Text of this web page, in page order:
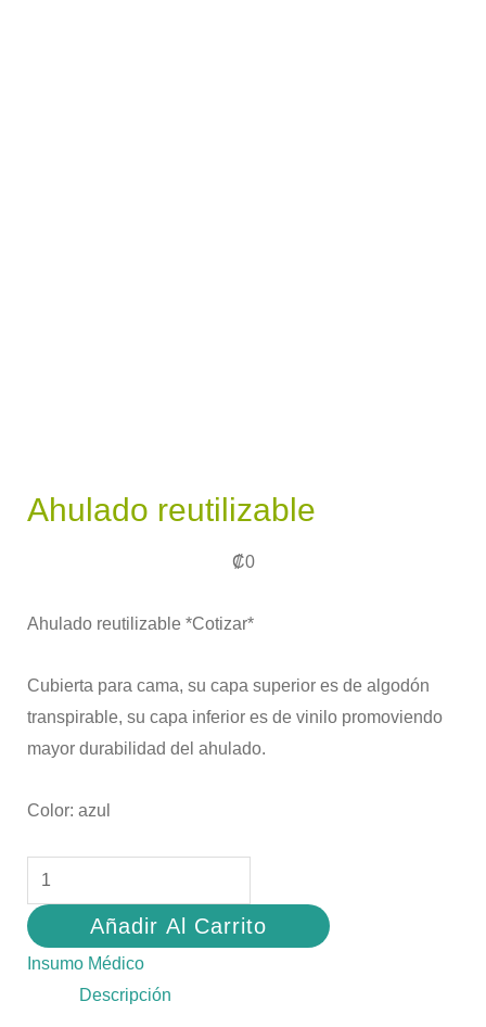
Ahulado reutilizable
₡0
Ahulado reutilizable *Cotizar*
Cubierta para cama, su capa superior es de algodón
transpirable, su capa inferior es de vinilo promoviendo
mayor durabilidad del ahulado.
Color: azul
Añadir Al Carrito
Insumo Médico
Descripción